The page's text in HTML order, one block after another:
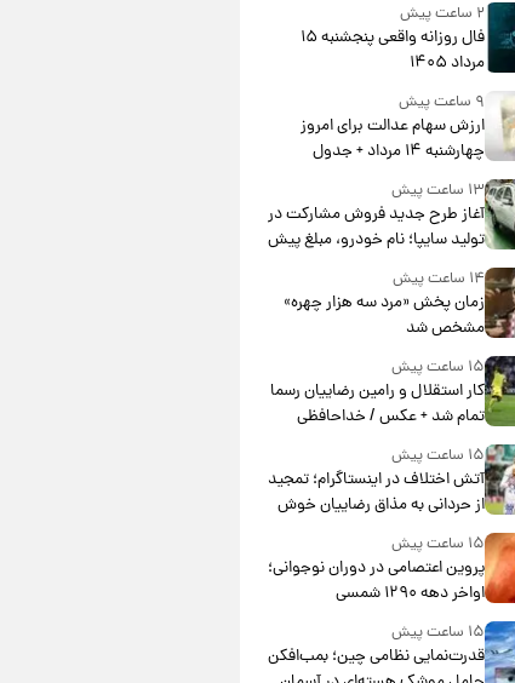
۲ ساعت پیش
فال روزانه واقعی پنجشنبه ۱۵
مرداد ۱۴۰۵
۹ ساعت پیش
ارزش سهام عدالت برای امروز
چهارشنبه ۱۴ مرداد + جدول
۱۳ ساعت پیش
آغاز طرح جدید فروش مشارکت در
تولید سایپا؛ نام خودرو، مبلغ پیش
پرداخت و زمان تحویل | سود
مشارکت چند درصد است؟
۱۴ ساعت پیش
زمان پخش «مرد سه هزار چهره»
مشخص شد
۱۵ ساعت پیش
کار استقلال و رامین رضاییان رسما
تمام شد + عکس / خداحافظی
صمیمانه آبی ها با رامین!
۱۵ ساعت پیش
آتش اختلاف در اینستاگرام؛ تمجید
از حردانی به مذاق رضاییان خوش
نیامد+عکس
۱۵ ساعت پیش
پروین اعتصامی در دوران نوجوانی؛
اواخر دهه ۱۲۹۰ شمسی
۱۵ ساعت پیش
قدرت‌نمایی نظامی چین؛ بمب‌افکن